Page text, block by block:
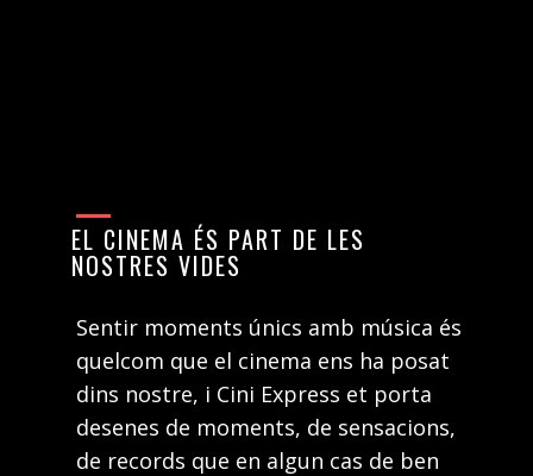
EL CINEMA ÉS PART DE LES
NOSTRES VIDES
Sentir moments únics amb música és
quelcom que el cinema ens ha posat
dins nostre, i Cini Express et porta
desenes de moments, de sensacions,
de records que en algun cas de ben